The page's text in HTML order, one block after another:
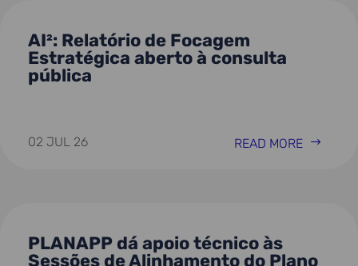
AI²: Relatório de Focagem
Estratégica aberto à consulta
pública
02 JUL 26 READ MORE
PLANAPP dá apoio técnico às
Sessões de Alinhamento do Plano